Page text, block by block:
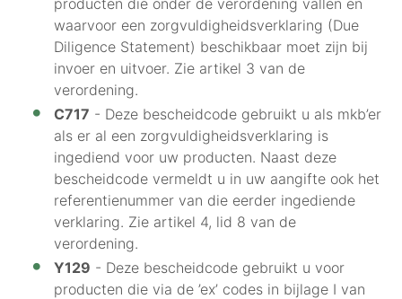
waarvoor een zorgvuldigheidsverklaring (Due
Diligence Statement) beschikbaar moet zijn bij
invoer en uitvoer. Zie artikel 3 van de
verordening.
C717 - Deze bescheidcode gebruikt u als mkb’er
als er al een zorgvuldigheidsverklaring is
ingediend voor uw producten. Naast deze
bescheidcode vermeldt u in uw aangifte ook het
referentienummer van die eerder ingediende
verklaring. Zie artikel 4, lid 8 van de
verordening.
Y129 - Deze bescheidcode gebruikt u voor
producten die via de ’ex’ codes in bijlage I van